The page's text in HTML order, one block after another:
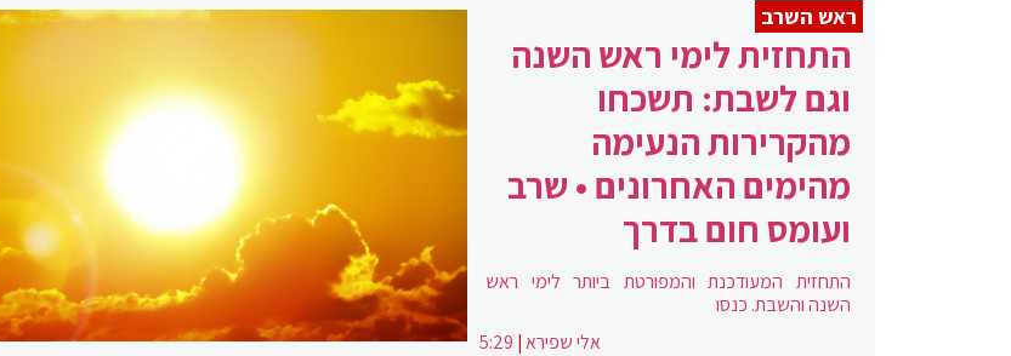
ראש השרב
התחזית לימי ראש השנה
וגם לשבת: תשכחו
מהקרירות הנעימה
מהימים האחרונים • שרב
ועומס חום בדרך
התחזית המעודכנת והמפורטת ביותר לימי ראש
השנה והשבת. כנסו
אלי שפירא|
5:29